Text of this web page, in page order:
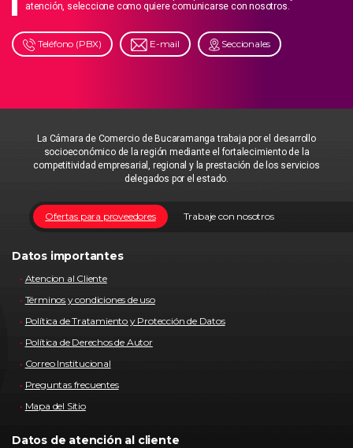
atención, seleccione como quiere comunicarse con nosotros.
Teléfono (PBX) E-mail Seccionales
La Cámara de Comercio de Bucaramanga trabaja por el desarrollo
socioeconómico de la región mediante el fortalecimiento de la
competitividad empresarial, regional y la prestación de los servicios
delegados por el estado.
Trabaje con nosotros
Ofertas para proveedores
Datos importantes
Atencion al Cliente
Términos y condiciones de uso
Política de Tratamiento y Protección de Datos
Política de Derechos de Autor
Correo Institucional
Preguntas frecuentes
Mapa del Sitio
Datos de atención al cliente